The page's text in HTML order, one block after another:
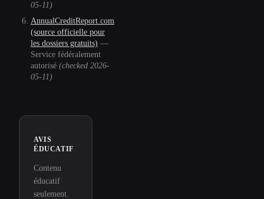
05-11 )
AnnualCreditReport.com
(source officielle pour
les dossiers gratuits) —
Service fédéralement
autorisé (checked 2026-
05-11 )
AVIS
ÉDUCATIF
Contenu
éducatif
seulement.